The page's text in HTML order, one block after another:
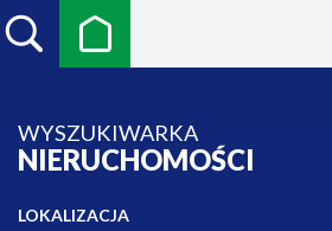
WYSZUKIWARKA
NIERUCHOMOŚCI
LOKALIZACJA